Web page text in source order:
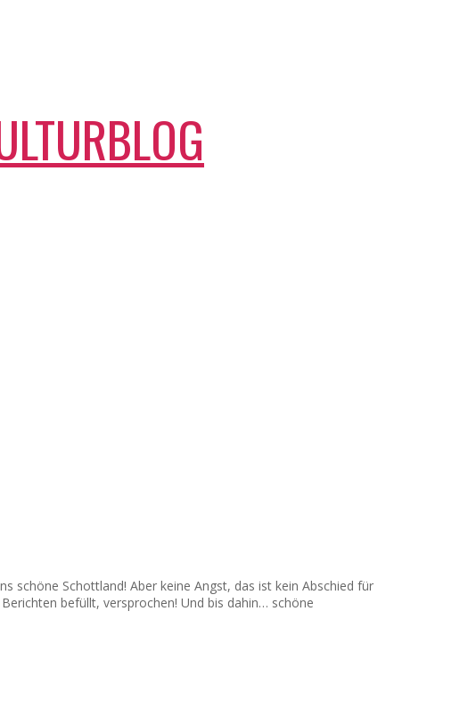
schöne Schottland! Aber keine Angst, das ist kein Abschied für
befüllt, versprochen! Und bis dahin… schöne